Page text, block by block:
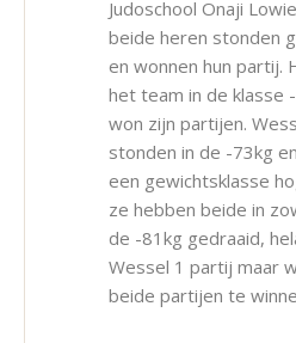
Judoschool Onaji
beide heren stonden
en wonnen hun partij.
het team in de klasse
won zijn partijen.
stonden in de -73kg
een gewichtsklasse
ze hebben beide in
de -81kg gedraaid,
Wessel 1 partij maar
beide partijen te